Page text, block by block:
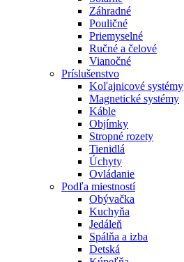
Záhradné
Pouličné
Priemyselné
Ručné a čelové
Vianočné
Príslušenstvo
Koľajnicové systémy
Magnetické systémy
Káble
Objímky
Stropné rozety
Tienidlá
Úchyty
Ovládanie
Podľa miestností
Obývačka
Kuchyňa
Jedáleň
Spálňa a izba
Detská